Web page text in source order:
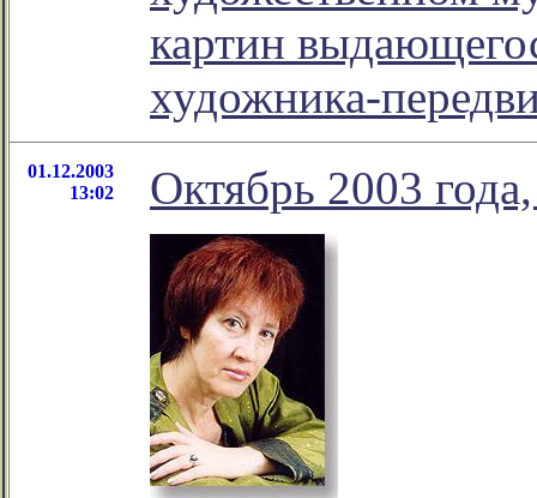
картин
художника-
01.12.2003
13:02
Октябрь 2003